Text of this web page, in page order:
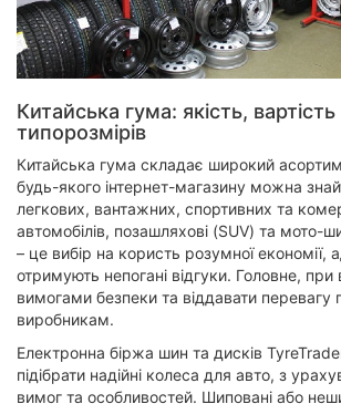
Китайська гума: якість, вартість
типорозмірів
Китайська гума складає широкий
будь-якого інтернет-магазину можна
легкових, вантажних, спортивних та
автомобілів, позашляхові (SUV) та мото-
– це вибір на користь розумної економії,
отримують непогані відгуки. Головне, при
вимогами безпеки та віддавати перевагу
виробникам.
Електронна біржа шин та дисків
підібрати надійні колеса для авто, з
вимог та особливостей. Шиповані або